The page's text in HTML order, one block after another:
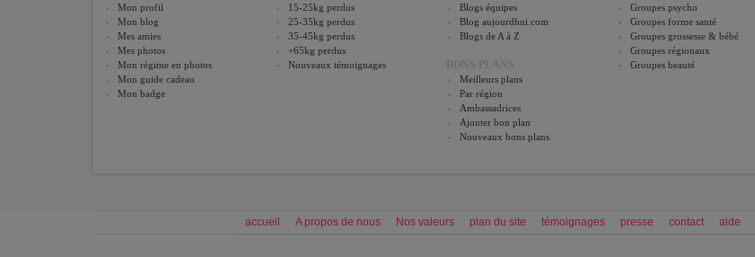
Mon profil
Mon blog
Mes amies
Mes photos
Mon régime en photos
Mon guide cadeau
Mon badge
15-25kg perdus
25-35kg perdus
35-45kg perdus
+65kg perdus
Nouveaux témoignages
Blogs équipes
Blog aujourdhui.com
Blogs de A à Z
BONS PLANS
Meilleurs plans
Par région
Ambassadrices
Ajouter bon plan
Nouveaux bons plans
Groupes psycho
Groupes forme santé
Groupes grossesse & bébé
Groupes régionaux
Groupes beauté
accueil A propos de nous Nos valeurs plan du site témoignages presse contact aide